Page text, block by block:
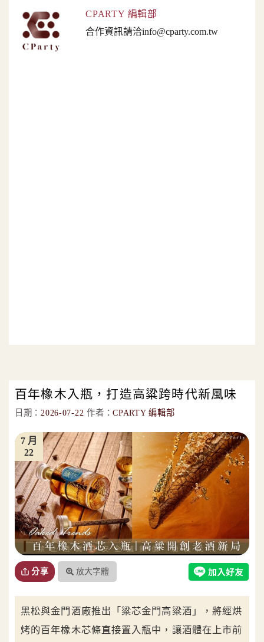
CPARTY 編輯部
合作資訊請洽info@cparty.com.tw
百年橡木入瓶，打造高粱跨時代新風味
日期：2026-07-22 作者：CPARTY 編輯部
22
7 月
分享 放大字體
黑松與金門酒廠推出「粱芯金門高粱酒」，將經烘
烤的百年橡木芯條直接置入瓶中，讓酒體在上市前